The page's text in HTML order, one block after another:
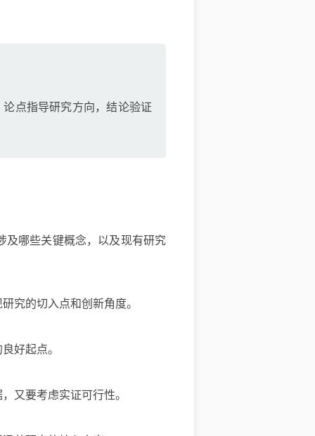
点指导研究方向，结论验证
及哪些关键概念，以及现有研究
究的切入点和创新角度。
好起点。
又要考虑实证可行性。